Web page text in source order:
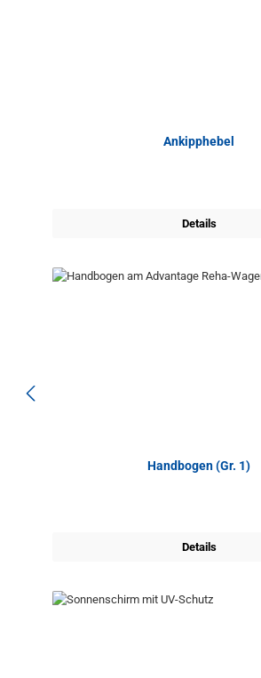
Ankipphebel
Details
Handbogen (Gr. 1)
Details